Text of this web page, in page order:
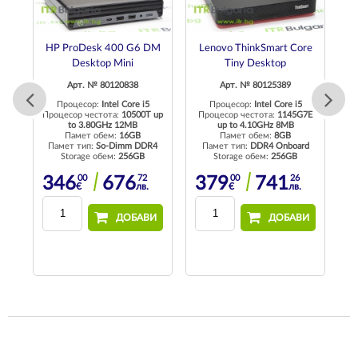
HP ProDesk 400 G6 DM
Desktop Mini
Арт. № 80120838
Процесор:
Intel Core i5
Процесор честота: 10500T up
to 3.80GHz 12MB
Памет обем: 16GB
Памет тип: So-Dimm DDR4
Storage обем: 256GB
34600
€ 67672
лв.
ДОБАВИ
Lenovo ThinkSmart Core
Tiny Desktop
Арт. № 80125389
Процесор:
Intel Core i5
Процесор честота: 1145G7E
up to 4.10GHz 8MB
Памет обем: 8GB
Памет тип: DDR4 Onboard
Storage обем: 256GB
37900
€ 74126
лв.
ДОБАВИ